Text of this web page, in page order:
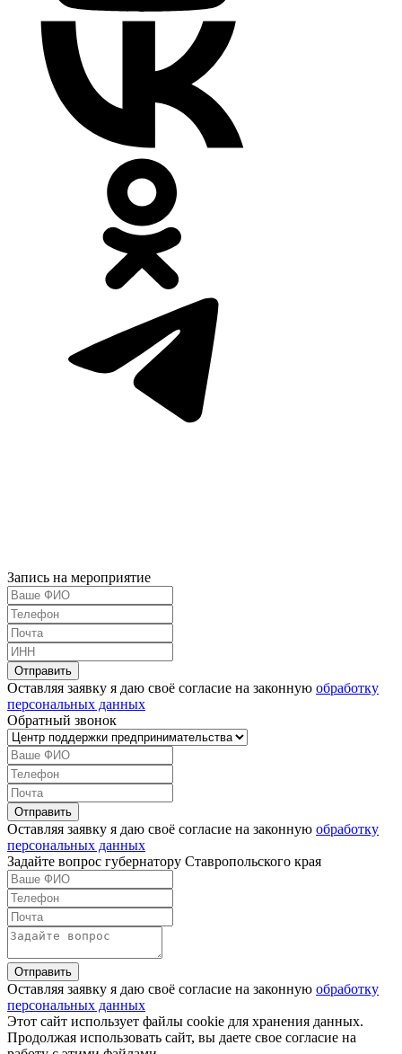
Запись на мероприятие
Оставляя заявку я даю своё согласие на законную обработку
персональных данных
Обратный звонок
Оставляя заявку я даю своё согласие на законную обработку
персональных данных
Задайте вопрос губернатору Ставропольского края
Оставляя заявку я даю своё согласие на законную обработку
персональных данных
Этот сайт использует файлы cookie для хранения данных.
Продолжая использовать сайт, вы даете свое согласие на